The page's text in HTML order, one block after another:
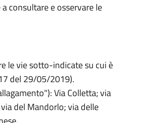
consultare e osservare le
le vie sotto-indicate su cui è
del 29/05/2019).
Via Colletta; via
del Mandorlo; via delle